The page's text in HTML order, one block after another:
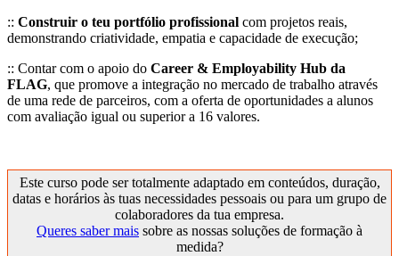
:: Construir o teu portfólio profissional com projetos reais,
demonstrando criatividade, empatia e capacidade de execução;
:: Contar com o apoio do Career & Employability Hub da
FLAG, que promove a integração no mercado de trabalho através
de uma rede de parceiros, com a oferta de oportunidades a alunos
com avaliação igual ou superior a 16 valores.
Este curso pode ser totalmente adaptado em conteúdos, duração,
datas e horários às tuas necessidades pessoais ou para um grupo de
colaboradores da tua empresa.
Queres saber mais sobre as nossas soluções de formação à
medida?